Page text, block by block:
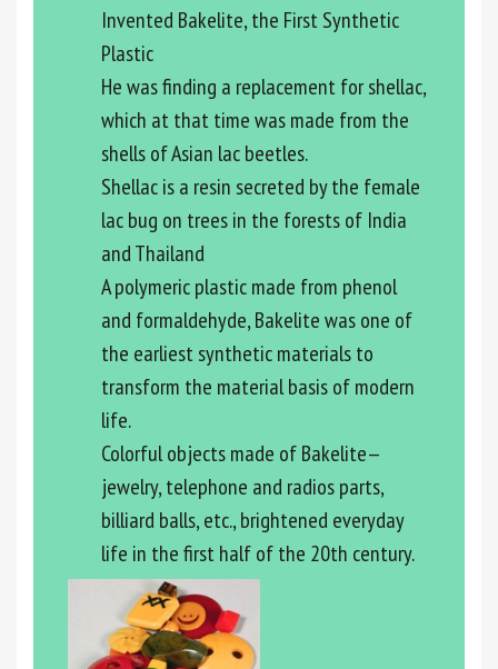
Invented Bakelite, the First Synthetic
Plastic
He was finding a replacement for shellac,
which at that time was made from the
shells of Asian lac beetles.
Shellac is a resin secreted by the female
lac bug on trees in the forests of India
and Thailand
A polymeric plastic made from phenol
and formaldehyde, Bakelite was one of
the earliest synthetic materials to
transform the material basis of modern
life.
Colorful objects made of Bakelite—
jewelry, telephone and radios parts,
billiard balls, etc., brightened everyday
life in the first half of the 20th century.